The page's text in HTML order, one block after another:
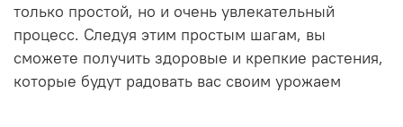
только простой, но и очень увлекательный
процесс. Следуя этим простым шагам, вы
сможете получить здоровые и крепкие растения,
которые будут радовать вас своим урожаем